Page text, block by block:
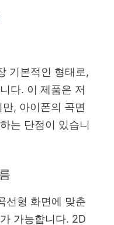
기본적인 형태로,
다. 이 제품은 저
, 아이폰의 곡면
는 단점이 있습니
선형 화면에 맞춘
가능합니다. 2D